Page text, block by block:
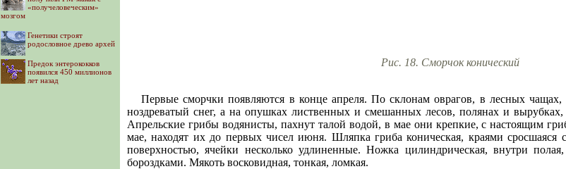
«получеловеческим»
мозгом
Генетики строят
родословное древо архей
Предок энтерококков
появился 450 миллионов
лет назад
Рис. 18. Сморчок конический
Первые сморчки появляются в конце апреля. По склонам оврагов, в лесных чащах,
ноздреватый снег, а на опушках лиственных и смешанных лесов, полянах и
Апрельские грибы водянисты, пахнут талой водой, в мае они крепкие, с настоящим
мае, находят их до первых чисел июня. Шляпка гриба коническая, краями сросшаяся
поверхностью, ячейки несколько удлиненные. Ножка цилиндрическая, внутри
бороздками. Мякоть восковидная, тонкая, ломкая.